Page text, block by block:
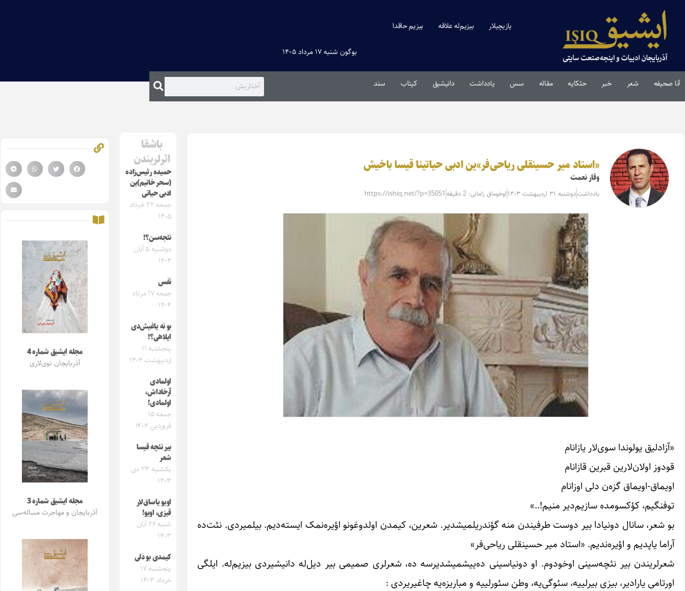
یازیچیلار بیزیم‌له علاقه بیزیم حاقدا
بوگون شنبه ۱۷ مرداد ۱۴۰۵
آنا صحیفه شعر خبر حئکایه مقاله‌ سس یادداشت دانیشیق کیتاب سند
«استاد میر حسینقلی ریاحی‌فر»ین ادبی حیاتینا قیسا باخیش
وقار نعمت
یادداشتدوشنبه ۳۱ اردیبهشت ۱۴۰۳ اوخوماق زامانی: 2 دقیقه https://ishiq.net/?p=35051
«آزادلیق یولوندا سوی‌لار یازانام
قودوز اولان‌لارین قبرین قازانام
اویماق-اویماق گزه‌ن دلی اوزانام
توفنگیم، کؤکسومده سازیم‌دیر منیم!..»
بو شعر، سانال دونیادا بیر دوست طرفیندن منه گؤندریلمیشدیر. شعرین، کیمدن اولدوغونو اؤیره‌نمک ایسته‌دیم. بیلمیردی. نئت‌ده
آراما یاپدیم و اؤیره‌ندیم. «استاد میر حسینقلی ریاحی‌فر»
شعرلریندن بیر نئچه‌سینی اوخودوم. او دونیاسینی ده‌ییشمیشدیرسه ده، شعرلری صمیمی بیر دیل‌له دانیشیردی بیزیم‌له. ایلگی
اورتامی یارادیر، بیزی بیرلییه، سئوگی‌یه، وطن‌ سئو‌رلییه و مباریزه‌یه چاغیریردی :
باشقا
اثرلریندن
حمیده رئیس‌زاده
(سحر خانیم)ین
ادبی حیاتی
جمعه ۲۲ خرداد
۱۴۰۵
نئجه‌سن؟!
دوشنبه ۵ آبان
۱۴۰۴
نَفَس
جمعه ۱۷ مرداد
۱۴۰۴
بو نه یاغیش‌دی
ایلاهی؟!
پنجشنبه ۱۱
اردیبهشت ۱۴۰۴
اولمادی
آرخاداش،
اولمادی!
جمعه ۱۵
فروردین ۱۴۰۴
بیر نئچه قیسا
شعر
یکشنبه ۲۳ دی
۱۴۰۳
اویو یاساق‌لار
قیزی، اویو!
شنبه ۲۶ آبان
۱۴۰۳
کیمدی بو دَلی
پنجشنبه ۱۷
خرداد ۱۴۰۳
مجله ایشیق شماره 4
آذربایجان توی‌لاری
مجله ایشیق شماره 3
آذربایجان و مهاجرت مساله‌سی